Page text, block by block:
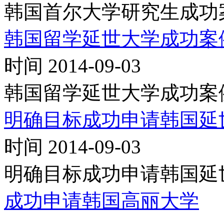
韩国首尔大学研究生成功
韩国留学延世大学成功案
时间 2014-09-03
韩国留学延世大学成功案
明确目标成功申请韩国延
时间 2014-09-03
明确目标成功申请韩国延
成功申请韩国高丽大学